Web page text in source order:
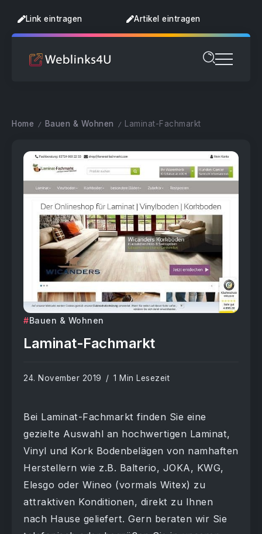
Link eintragen Artikel eintragen
Home / Bauen & Wohnen / Laminat-Fachmarkt
Bauen & Wohnen
Laminat-Fachmarkt
24. November 2019 1 Min Lesezeit
Bei Laminat-Fachmarkt finden Sie eine
gezielte Auswahl an hochwertigen Laminat,
Vinyl und Kork Bodenbelägen von namhaften
Herstellern wie z.B. Balterio, JOKA, KWG,
Elesgo oder Wineo (vormals Witex) zu
attraktiven Konditionen, direkt zu Ihnen
nach Hause geliefert. Gern beraten wir Sie